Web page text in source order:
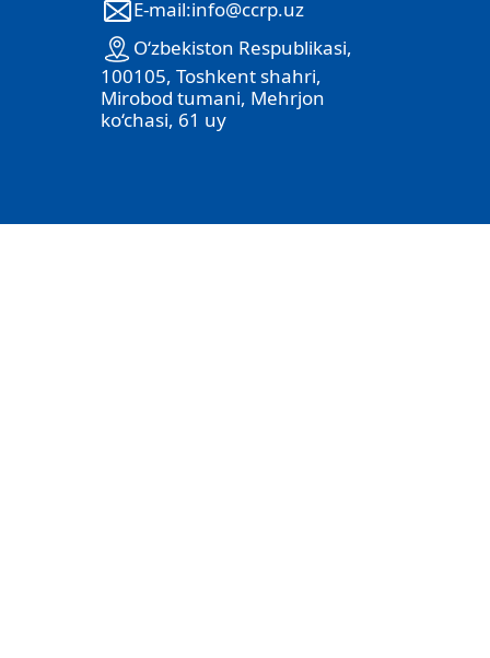
E-mail:info@ccrp.uz
O‘zbekiston Respublikasi,
100105, Toshkent shahri,
Mirobod tumani, Mehrjon
ko‘chasi, 61 uy